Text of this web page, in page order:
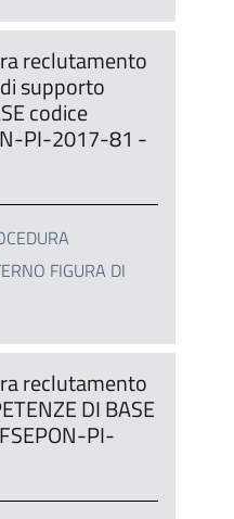
reclutamento
supporto
codice
PI-2017-81 -
FIGURA DI
reclutamento
DI BASE
PI-